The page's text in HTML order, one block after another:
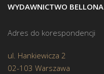
WYDAWNICTWO BELLONA
Adres do korespondencji
ul. Hankiewicza 2
02-103 Warszawa